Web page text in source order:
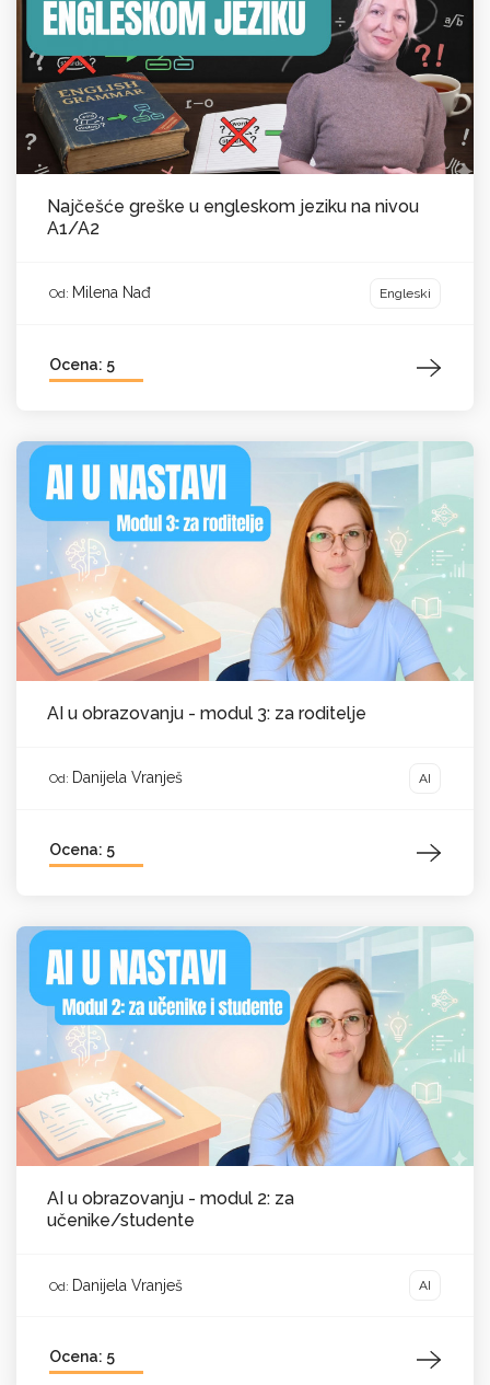
Najčešće greške u engleskom jeziku na nivou
A1/A2
Od: Milena Nađ Engleski
Ocena: 5
AI u obrazovanju - modul 3: za roditelje
Od: Danijela Vranješ AI
Ocena: 5
AI u obrazovanju - modul 2: za
učenike/studente
Od: Danijela Vranješ AI
Ocena: 5